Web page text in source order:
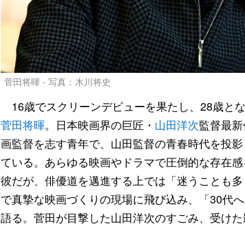
菅田将暉 - 写真：木川将史
16歳でスクリーンデビューを果たし、28歳と
菅田将暉。日本映画界の巨匠・ 山田洋次監督最
画監督を志す青年で、山田監督の青春時代を投
ている。あらゆる映画やドラマで圧倒的な存在
彼だが、俳優道を邁進する上では「迷うことも
で真摯な映画づくりの現場に飛び込み、「30代
語る。菅田が目撃した山田洋次のすごみ、受けた